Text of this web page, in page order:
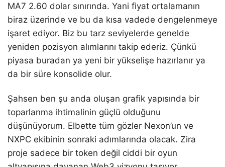
MA7 2.60 dolar sınırında. Yani fiyat ortalamanın
biraz üzerinde ve bu da kısa vadede dengelenmeye
işaret ediyor. Biz bu tarz seviyelerde genelde
yeniden pozisyon alımlarını takip ederiz. Çünkü
piyasa buradan ya yeni bir yükselişe hazırlanır ya
da bir süre konsolide olur.
Şahsen ben şu anda oluşan grafik yapısında bir
toparlanma ihtimalinin güçlü olduğunu
düşünüyorum. Elbette tüm gözler Nexon’un ve
NXPC ekibinin sonraki adımlarında olacak. Zira
proje sadece bir token değil ciddi bir oyun